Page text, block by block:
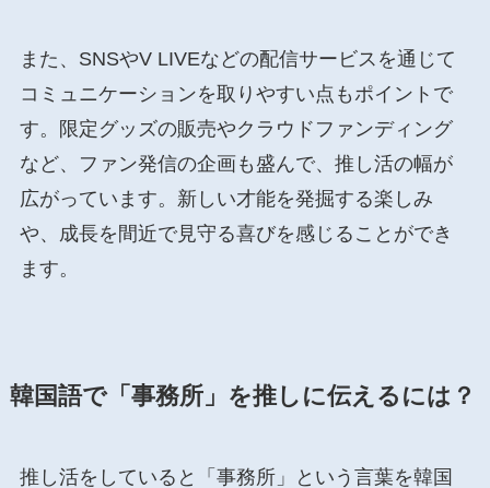
また、SNSやV LIVEなどの配信サービスを通じて
コミュニケーションを取りやすい点もポイントで
す。限定グッズの販売やクラウドファンディング
など、ファン発信の企画も盛んで、推し活の幅が
広がっています。新しい才能を発掘する楽しみ
や、成長を間近で見守る喜びを感じることができ
ます。
韓国語で「事務所」を推しに伝えるには？
推し活をしていると「事務所」という言葉を韓国